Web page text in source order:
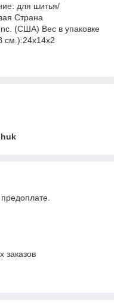
для шитья/
Страна
(США) Вес в упаковке
см.):24x14x2
заказов